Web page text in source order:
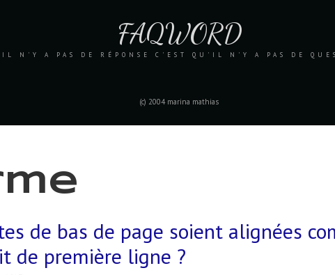
FAQWORD
N'Y A PAS DE RÉPONSE C'EST QU'IL N'Y A PAS DE
(c) 2004 marina mathias
de bas de page soient alignées
de première ligne ?